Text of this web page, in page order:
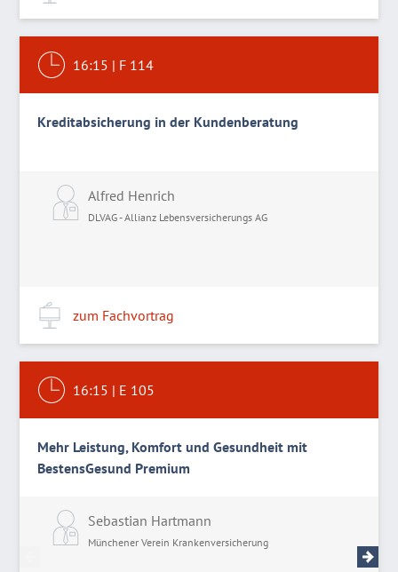
16:15 | F 114
Kreditabsicherung in der Kundenberatung
Alfred Henrich
DLVAG - Allianz Lebensversicherungs AG
zum Fachvortrag
16:15 | E 105
Mehr Leistung, Komfort und Gesundheit mit
BestensGesund Premium
Sebastian Hartmann
Münchener Verein Krankenversicherung